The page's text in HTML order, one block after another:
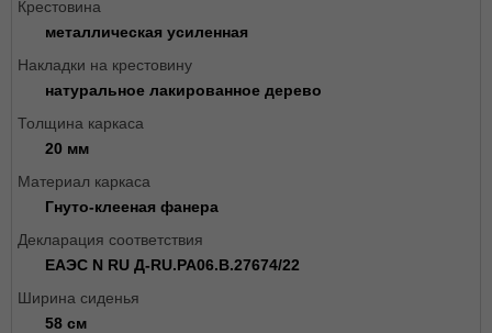
Крестовина
металлическая усиленная
Накладки на крестовину
натуральное лакированное дерево
Толщина каркаса
20 мм
Материал каркаса
Гнуто-клееная фанера
Декларация соответствия
ЕАЭС N RU Д-RU.РА06.В.27674/22
Ширина сиденья
58 см